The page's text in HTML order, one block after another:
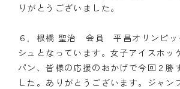
りがとうございました。
６．根橋 聖治 会員 平昌オリンピッ
シュとなっています。女子アイスホッ
パン、皆様の応援のおかげで今回２勝
した。ありがとうございます。ジャン